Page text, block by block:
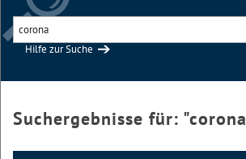
Hilfe zur Suche
Suchergebnisse für: "corona